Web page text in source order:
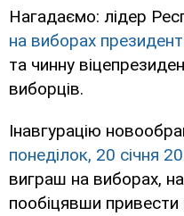
Нагадаємо: лідер
на виборах
та чинну
виборців.
Інавгурацію
понеділок, 20 січня
виграш на виборах,
пообіцявши привести